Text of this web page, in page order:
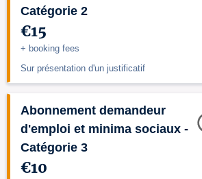
Catégorie 2
€15
+ booking fees
Sur présentation d'un justificatif
Abonnement demandeur
d'emploi et minima sociaux -
Catégorie 3
€10